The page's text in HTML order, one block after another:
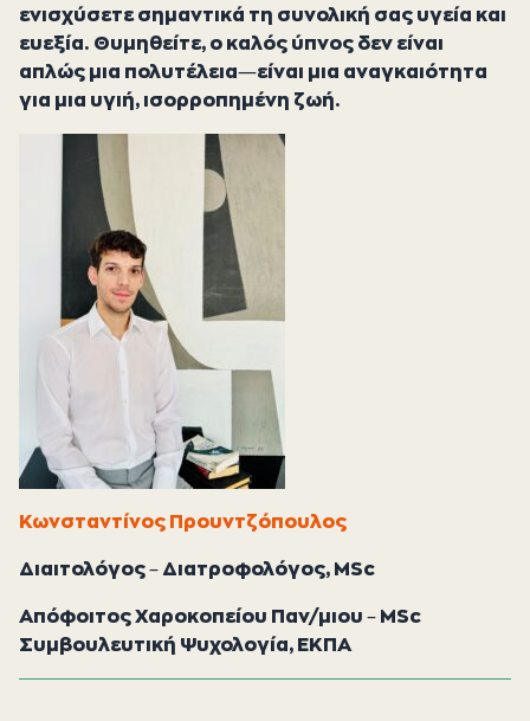
ενισχύσετε σημαντικά τη συνολική σας υγεία και
ευεξία. Θυμηθείτε, ο καλός ύπνος δεν είναι
απλώς μια πολυτέλεια—είναι μια αναγκαιότητα
για μια υγιή, ισορροπημένη ζωή.
Κωνσταντίνος Προυντζόπουλος
Διαιτολόγος – Διατροφολόγος, MSc
Απόφοιτος Χαροκοπείου Παν/μιου – MSc
Συμβουλευτική Ψυχολογία, ΕΚΠΑ